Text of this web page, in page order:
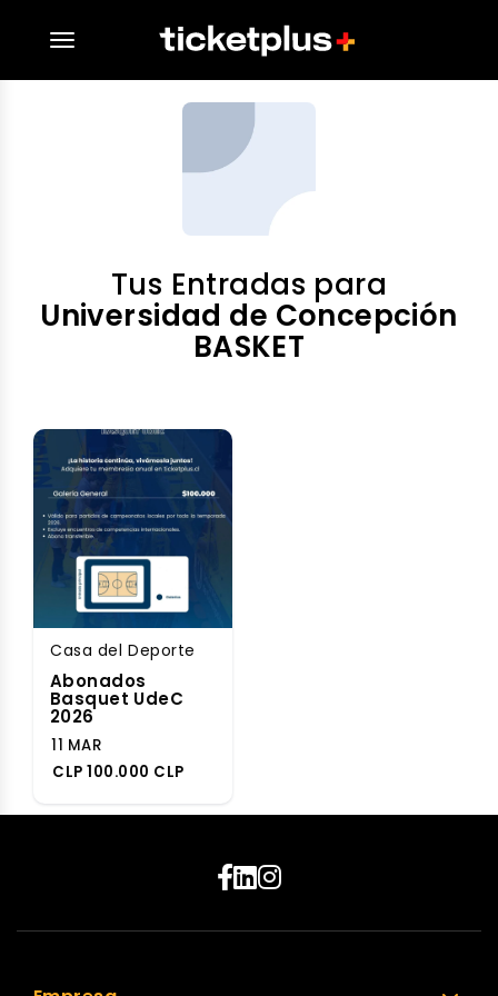
desplegar navegación
Tus Entradas para
Universidad de Concepción
BASKET
Casa del Deporte
Abonados
Basquet UdeC
2026
11 MAR
CLP 100.000 CLP